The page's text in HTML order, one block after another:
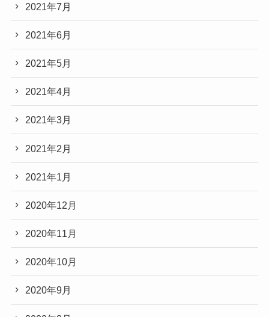
2021年7月
2021年6月
2021年5月
2021年4月
2021年3月
2021年2月
2021年1月
2020年12月
2020年11月
2020年10月
2020年9月